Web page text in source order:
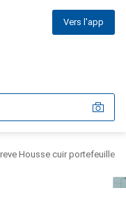
Vers l'app
Housse cuir portefeuille